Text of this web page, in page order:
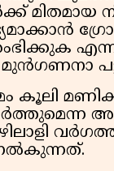
മിതമായ
മുൻഗണനാ
കൂലി